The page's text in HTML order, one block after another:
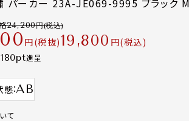
パーカー 23A-JE069-9995 ブラック M
24,200
税抜 19,800 税込
180 進呈
態 AB
て